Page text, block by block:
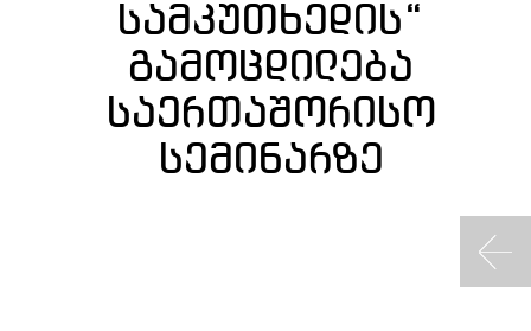
სამკუთხედის“
გამოცდილება
საერთაშორისო
სემინარზე